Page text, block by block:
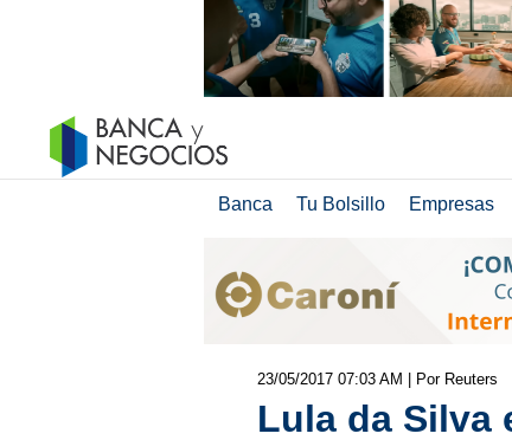
Banca Tu Bolsillo Empresas
23/05/2017 07:03 AM | Por Reuters
Lula da Silva